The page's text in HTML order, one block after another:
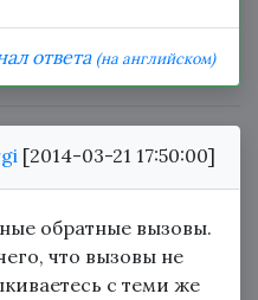
ответа (на английском)
[2014-03-21 17:50:00]
обратные вызовы.
что вызовы не
с теми же